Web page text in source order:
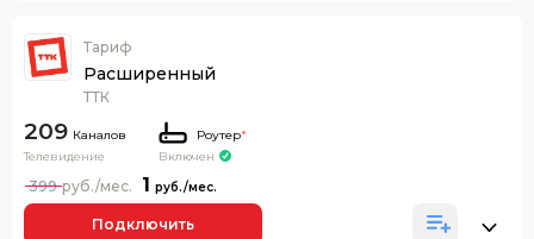
Тариф
Расширенный
ТТК
209 Каналов
Телевидение
Роутер*
Включен
1
399
Подключить